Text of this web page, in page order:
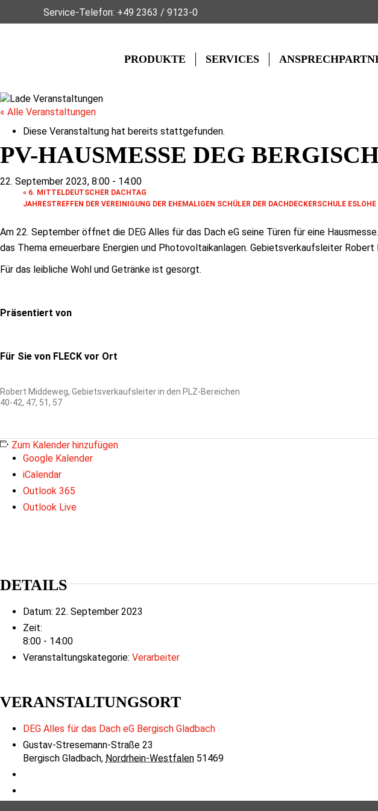
Service-Telefon: +49 2363 / 9123-0
PRODUKTE SERVICES
« Alle Veranstaltungen
Diese Veranstaltung hat bereits stattgefunden.
PV-HAUSMESSE DEG
22. September 2023, 8:00 - 14:00
« 6. MITTELDEUTSCHER DACHTAG
JAHRESTREFFEN DER VEREINIGUNG DER EHEMALIGEN SCHÜLER DER DACHDECKERSCHULE ESLOHE
Am 22. September öffnet die DEG Alles für das Dach eG seine Türen für eine
das Thema erneuerbare Energien und Photovoltaikanlagen. Gebietsverkaufsleiter
Für das leibliche Wohl und Getränke ist gesorgt.
Präsentiert von
Für Sie von FLECK vor Ort
Robert Middeweg, Gebietsverkaufsleiter in den PLZ-Bereichen
40-42, 47, 51, 57
Zum Kalender hinzufügen
Google Kalender
iCalendar
Outlook 365
Outlook Live
DETAILS
Datum: 22. September 2023
Zeit:
8:00 - 14:00
Veranstaltungskategorie: Verarbeiter
VERANSTALTUNGSORT
DEG Alles für das Dach eG Bergisch Gladbach
Gustav-Stresemann-Straße 23
Bergisch Gladbach, Nordrhein-Westfalen 51469